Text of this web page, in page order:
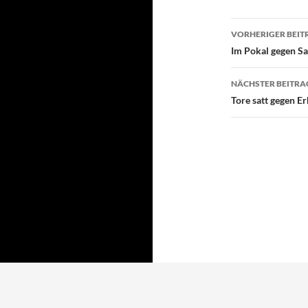
VORHERIGER
Im Pokal gegen
NÄCHSTER
Tore satt gegen